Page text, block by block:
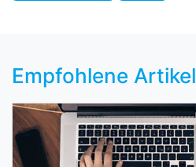
Empfohlene Artikel